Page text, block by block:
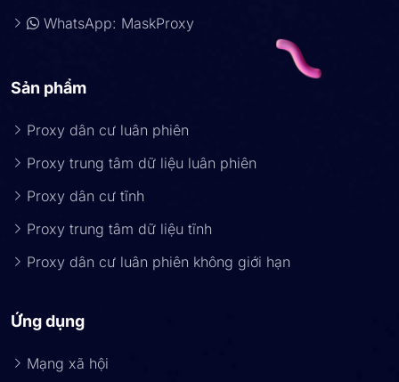
WhatsApp: MaskProxy
Sản phẩm
Proxy dân cư luân phiên
Proxy trung tâm dữ liệu luân phiên
Proxy dân cư tĩnh
Proxy trung tâm dữ liệu tĩnh
Proxy dân cư luân phiên không giới hạn
Ứng dụng
Mạng xã hội